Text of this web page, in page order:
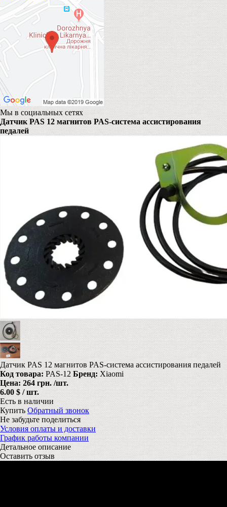
Мы в социальных сетях
Датчик PAS 12 магнитов PAS-система ассистирования
педалей
Датчик PAS 12 магнитов PAS-система ассистирования педалей
Код товара: PAS-12 Бренд: Xiaomi
Цена: 264 грн. /шт.
6.00 $ / шт.
Есть в наличии
Купить Обратный звонок
Не забудьте поделиться
Условия оплаты и доставки
График работы компании
Детальное описание
Оставить отзыв